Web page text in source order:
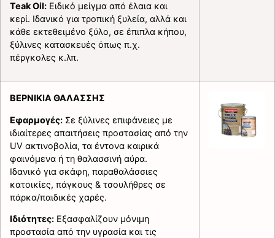
Teak Oil: Ειδικό μείγμα από έλαια και
κερί. Ιδανικό για τροπική ξυλεία, αλλά και
κάθε εκτεθειμένο ξύλο, σε έπιπλα κήπου,
ξύλινες κατασκευές όπως π.χ.
πέργκολες κ.λπ.
ΒΕΡΝΙΚΙΑ ΘΑΛΑΣΣΗΣ
Εφαρμογές: Σε ξύλινες επιφάνειες με
ιδιαίτερες απαιτήσεις προστασίας από την
UV ακτινοβολία, τα έντονα καιρικά
φαινόμενα ή τη θαλασσινή αύρα.
Ιδανικό για σκάφη, παραθαλάσσιες
κατοικίες, πάγκους & τσουλήθρες σε
πάρκα/παιδικές χαρές.
Ιδιότητες: Εξασφαλίζουν μόνιμη
προστασία από την υγρασία και τις